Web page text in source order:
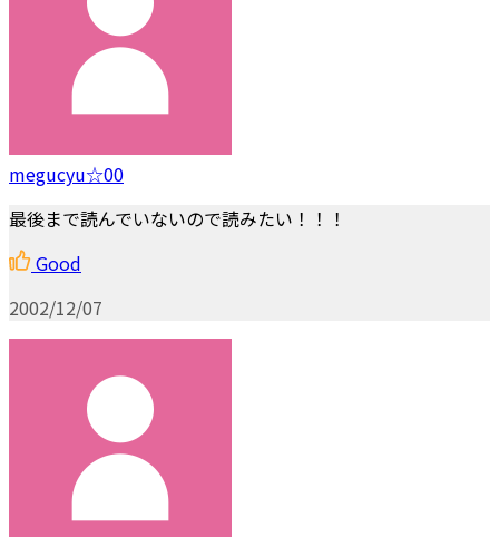
megucyu☆00
最後まで読んでいないので読みたい！！！
Good
2002/12/07